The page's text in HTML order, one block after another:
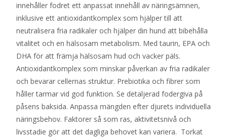
innehåller fodret ett anpassat innehåll av näringsämnen,
inklusive ett antioxidantkomplex som hjälper till att
neutralisera fria radikaler och hjälper din hund att bibehålla
vitalitet och en hälsosam metabolism. Med taurin, EPA och
DHA för att främja hälsosam hud och vacker päls.
Antioxidantkomplex som minskar påverkan av fria radikaler
och bevarar cellernas struktur. Prebiotika och fibrer som
håller tarmar vid god funktion. Se detaljerad fodergiva på
påsens baksida. Anpassa mängden efter djurets individuella
näringsbehov. Faktorer så som ras, aktivitetsnivå och
livsstadie gör att det dagliga behovet kan variera. Torkat